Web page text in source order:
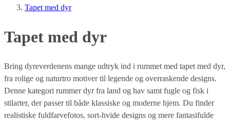
Tapet med dyr
Tapet med dyr
Bring dyreverdenens mange udtryk ind i rummet med tapet med dyr,
fra rolige og naturtro motiver til legende og overraskende designs.
Denne kategori rummer dyr fra land og hav samt fugle og fisk i
stilarter, der passer til både klassiske og moderne hjem. Du finder
realistiske fuldfarvefotos, sort-hvide designs og mere fantasifulde